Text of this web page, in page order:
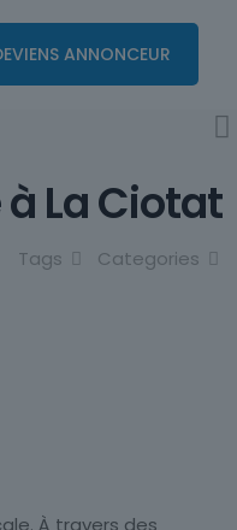
ANNONCEUR
La Ciotat
Categories
Tags
À travers des